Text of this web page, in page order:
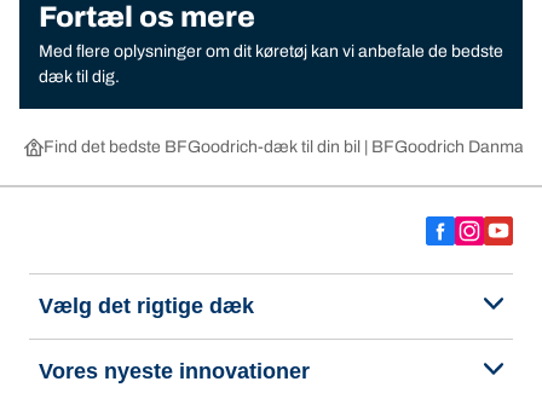
Fortæl os mere
Med flere oplysninger om dit køretøj kan vi anbefale de bedste
dæk til dig.
Find det bedste BFGoodrich-dæk til din bil | BFGoodrich Danmark
Vælg det rigtige dæk
Vores nyeste innovationer